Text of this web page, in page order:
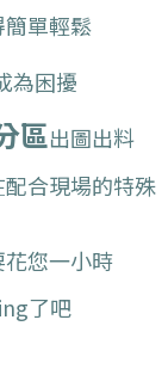
單輕鬆
為困擾
區出圖出料
合現場的特殊
您一小時
了吧